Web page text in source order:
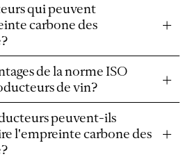
qui peuvent
carbone des
de la norme ISO
de vin?
peuvent-ils
l'empreinte carbone des